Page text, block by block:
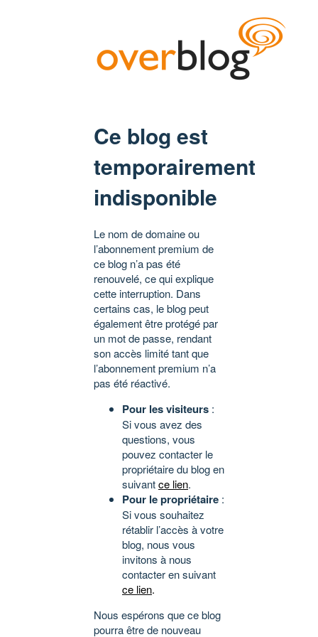
Ce blog est
temporairement
indisponible
Le nom de domaine ou
l’abonnement premium de
ce blog n’a pas été
renouvelé, ce qui explique
cette interruption. Dans
certains cas, le blog peut
également être protégé par
un mot de passe, rendant
son accès limité tant que
l’abonnement premium n’a
pas été réactivé.
Pour les visiteurs :
Si vous avez des
questions, vous
pouvez contacter le
propriétaire du blog en
suivantce lien.
Pour le propriétaire :
Si vous souhaitez
rétablir l’accès à votre
blog, nous vous
invitons à nous
contacter en suivant
ce lien.
Nous espérons que ce blog
pourra être de nouveau